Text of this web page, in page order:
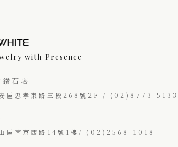
with Presence
石塔
安區忠孝東路三段268號2F / (02)8773-5133
山區南京西路14號1樓/ (02)2568-1018